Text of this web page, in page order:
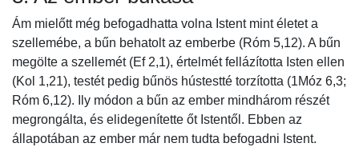
Ám mielőtt még befogadhatta volna Istent mint életet a
szellemébe, a bűn behatolt az emberbe (Róm 5,12). A bűn
megölte a szellemét (Ef 2,1), értelmét fellázította Isten ellen
(Kol 1,21), testét pedig bűnös hústestté torzította (1Móz 6,3;
Róm 6,12). Ily módon a bűn az ember mindhárom részét
megrongálta, és elidegenítette őt Istentől. Ebben az
állapotában az ember már nem tudta befogadni Istent.